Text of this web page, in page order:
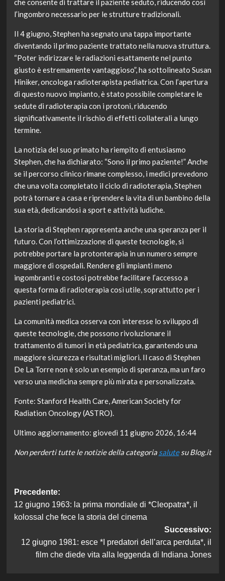
che consente di trattare il paziente seduto, riducendo così
l’ingombro necessario per le strutture tradizionali.
Il 4 giugno, Stephen ha segnato una tappa importante
diventando il primo paziente trattato nella nuova struttura.
“Poter indirizzare le radiazioni esattamente nel punto
giusto è estremamente vantaggioso”, ha sottolineato Susan
Hiniker, oncologa radioterapista pediatrica. Con l’apertura
di questo nuovo impianto, è stato possibile completare le
sedute di radioterapia con i protoni, riducendo
significativamente il rischio di effetti collaterali a lungo
termine.
La notizia del suo primato ha riempito di entusiasmo
Stephen, che ha dichiarato: “Sono il primo paziente!” Anche
se il percorso clinico rimane complesso, i medici prevedono
che una volta completato il ciclo di radioterapia, Stephen
potrà tornare a casa e riprendere la vita di un bambino della
sua età, dedicandosi a sport e attività ludiche.
La storia di Stephen rappresenta anche una speranza per il
futuro. Con l’ottimizzazione di queste tecnologie, si
potrebbe portare la protonterapia in un numero sempre
maggiore di ospedali. Rendere gli impianti meno
ingombranti e costosi potrebbe facilitare l’accesso a
questa forma di radioterapia così utile, soprattutto per i
pazienti pediatrici.
La comunità medica osserva con interesse lo sviluppo di
queste tecnologie, che possono rivoluzionare il
trattamento di tumori in età pediatrica, garantendo una
maggiore sicurezza e risultati migliori. Il caso di Stephen
De La Torre non è solo un esempio di speranza, ma un faro
verso una medicina sempre più mirata e personalizzata.
Fonte: Stanford Health Care, American Society for
Radiation Oncology (ASTRO).
Ultimo aggiornamento: giovedì 11 giugno 2026, 16:44
Non perderti tutte le notizie della categoria salutesu Blog.it
Navigazione
articolo
Precedente:
12 giugno 1963: la prima mondiale di *Cleopatra*, il
kolossal che fece la storia del cinema
Successivo:
12 giugno 1981: esce *I predatori dell’arca perduta*, il
film che diede vita alla leggenda di Indiana Jones